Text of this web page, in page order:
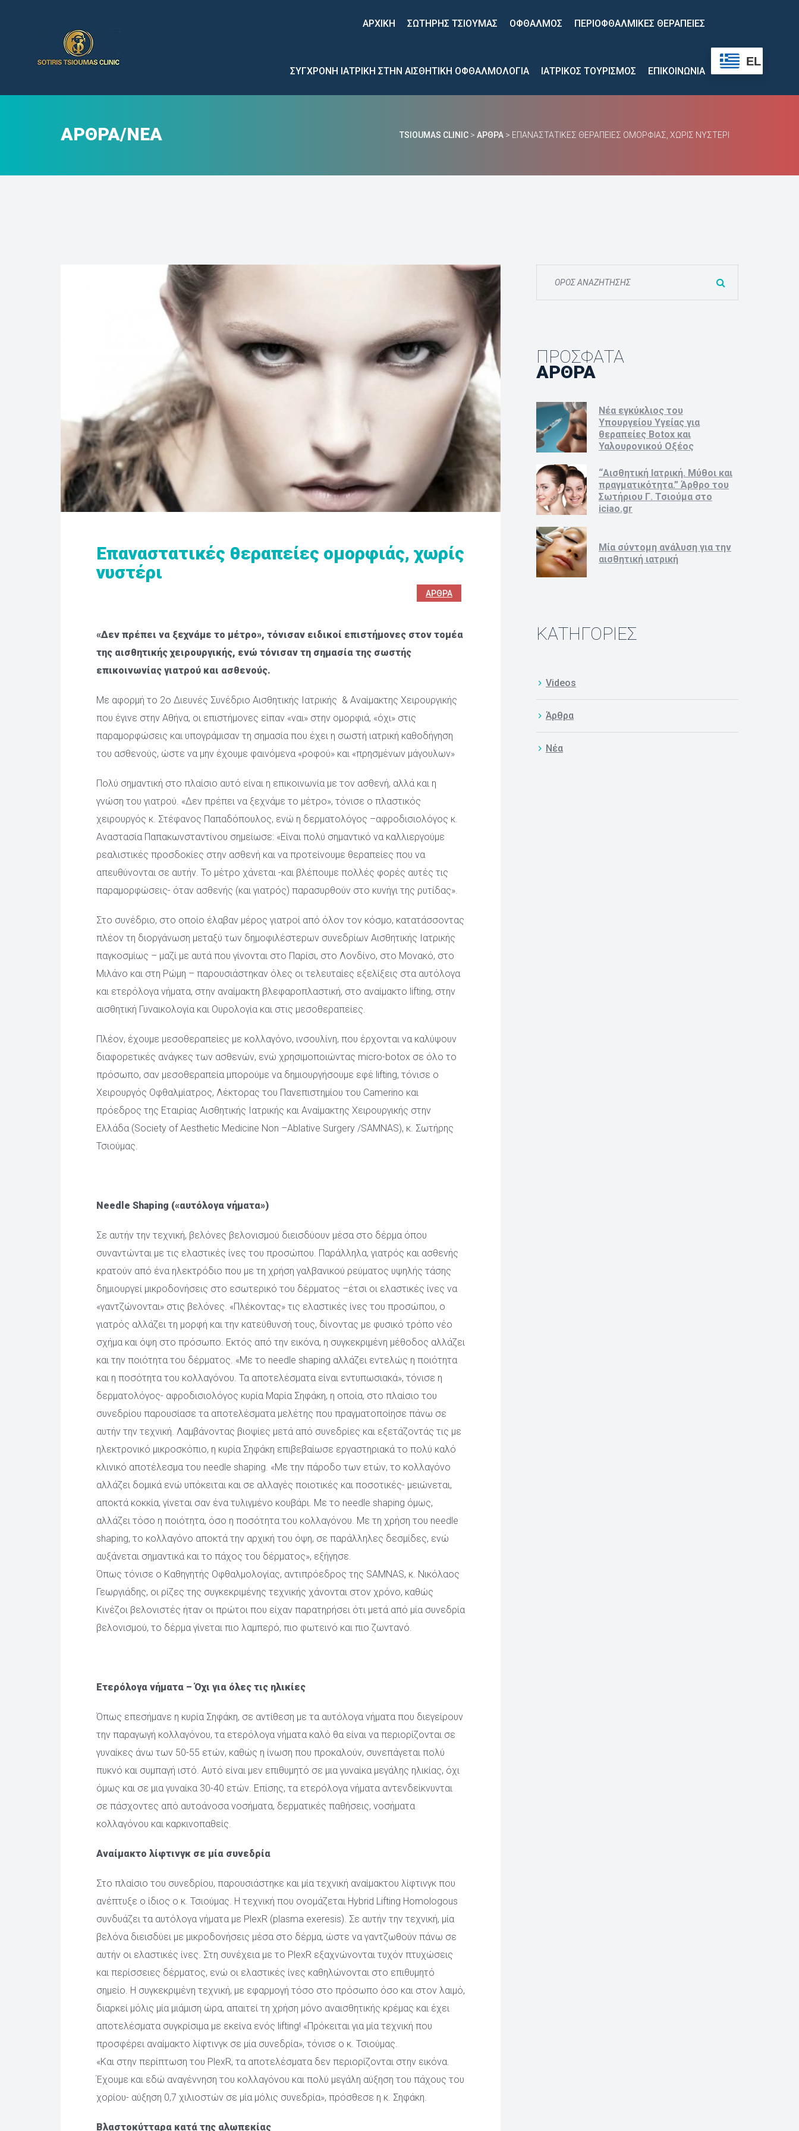
ΑΡΧΙΚΉ
ΣΩΤΗΡΗΣ ΤΣΙΟΥΜΑΣ
ΟΦΘΑΛΜΟΣ
ΠΕΡΙΟΦΘΑΛΜΙΚΕΣ ΘΕΡΑΠΕΙΕΣ
ΣΥΓΧΡΟΝΗ ΙΑΤΡΙΚΗ ΣΤΗΝ ΑΙΣΘΗΤΙΚΗ ΟΦΘΑΛΜΟΛΟΓΙΑ
ΙΑΤΡΙΚΟΣ ΤΟΥΡΙΣΜΟΣ
ΕΠΙΚΟΙΝΩΝΙΑ
EL
ΆΡΘΡΑ/ΝΈΑ TSIOUMAS CLINIC > ΆΡΘΡΑ > ΕΠΑΝΑΣΤΑΤΙΚΈΣ ΘΕΡΑΠΕΊΕΣ ΟΜΟΡΦΙΆΣ, ΧΩΡΊΣ ΝΥΣΤΈΡΙ
Επαναστατικές θεραπείες ομορφιάς, χωρίς
νυστέρι
ΆΡΘΡΑ
«Δεν πρέπει να ξεχνάμε το μέτρο», τόνισαν ειδικοί επιστήμονες στον τομέα
της αισθητικής χειρουργικής, ενώ τόνισαν τη σημασία της σωστής
επικοινωνίας γιατρού και ασθενούς.
Με αφορμή το 2ο Διευνές Συνέδριο Αισθητικής Ιατρικής & Αναίμακτης Χειρουργικής
που έγινε στην Αθήνα, οι επιστήμονες είπαν «ναι» στην ομορφιά, «όχι» στις
παραμορφώσεις και υπογράμισαν τη σημασία που έχει η σωστή ιατρική καθοδήγηση
του ασθενούς, ώστε να μην έχουμε φαινόμενα «ροφού» και «πρησμένων μάγουλων»
Πολύ σημαντική στο πλαίσιο αυτό είναι η επικοινωνία με τον ασθενή, αλλά και η
γνώση του γιατρού. «Δεν πρέπει να ξεχνάμε το μέτρο», τόνισε ο πλαστικός
χειρουργός κ. Στέφανος Παπαδόπουλος, ενώ η δερματολόγος –αφροδισιολόγος κ.
Αναστασία Παπακωνσταντίνου σημείωσε: «Είναι πολύ σημαντικό να καλλιεργούμε
ρεαλιστικές προσδοκίες στην ασθενή και να προτείνουμε θεραπείες που να
απευθύνονται σε αυτήν. Το μέτρο χάνεται -και βλέπουμε πολλές φορές αυτές τις
παραμορφώσεις- όταν ασθενής (και γιατρός) παρασυρθούν στο κυνήγι της ρυτίδας».
Στο συνέδριο, στο οποίο έλαβαν μέρος γιατροί από όλον τον κόσμο, κατατάσσοντας
πλέον τη διοργάνωση μεταξύ των δημοφιλέστερων συνεδρίων Αισθητικής Ιατρικής
παγκοσμίως – μαζί με αυτά που γίνονται στο Παρίσι, στο Λονδίνο, στο Μονακό, στο
Μιλάνο και στη Ρώμη – παρουσιάστηκαν όλες οι τελευταίες εξελίξεις στα αυτόλογα
και ετερόλογα νήματα, στην αναίμακτη βλεφαροπλαστική, στο αναίμακτο lifting, στην
αισθητική Γυναικολογία και Ουρολογία και στις μεσοθεραπείες.
Πλέον, έχουμε μεσοθεραπείες με κολλαγόνο, ινσουλίνη, που έρχονται να καλύψουν
διαφορετικές ανάγκες των ασθενών, ενώ χρησιμοποιώντας micro-botox σε όλο το
πρόσωπο, σαν μεσοθεραπεία μπορούμε να δημιουργήσουμε εφέ lifting, τόνισε ο
Χειρουργός Οφθαλμίατρος, Λέκτορας του Πανεπιστημίου του Camerino και
πρόεδρος της Εταιρίας Αισθητικής Ιατρικής και Αναίμακτης Χειρουργικής στην
Ελλάδα (Society of Aesthetic Medicine Non –Ablative Surgery /SAMNAS), κ. Σωτήρης
Τσιούμας.
Needle Shaping («αυτόλογα νήματα»)
Σε αυτήν την τεχνική, βελόνες βελονισμού διεισδύουν μέσα στο δέρμα όπου
συναντώνται με τις ελαστικές ίνες του προσώπου. Παράλληλα, γιατρός και ασθενής
κρατούν από ένα ηλεκτρόδιο που με τη χρήση γαλβανικού ρεύματος υψηλής τάσης
δημιουργεί μικροδονήσεις στο εσωτερικό του δέρματος –έτσι οι ελαστικές ίνες να
«γαντζώνονται» στις βελόνες. «Πλέκοντας» τις ελαστικές ίνες του προσώπου, ο
γιατρός αλλάζει τη μορφή και την κατεύθυνσή τους, δίνοντας με φυσικό τρόπο νέο
σχήμα και όψη στο πρόσωπο. Εκτός από την εικόνα, η συγκεκριμένη μέθοδος αλλάζει
και την ποιότητα του δέρματος. «Με το needle shaping αλλάζει εντελώς η ποιότητα
και η ποσότητα του κολλαγόνου. Τα αποτελέσματα είναι εντυπωσιακά», τόνισε η
δερματολόγος- αφροδισιολόγος κυρία Μαρία Σηφάκη, η οποία, στο πλαίσιο του
συνεδρίου παρουσίασε τα αποτελέσματα μελέτης που πραγματοποίησε πάνω σε
αυτήν την τεχνική. Λαμβάνοντας βιοψίες μετά από συνεδρίες και εξετάζοντάς τις με
ηλεκτρονικό μικροσκόπιο, η κυρία Σηφάκη επιβεβαίωσε εργαστηριακά το πολύ καλό
κλινικό αποτέλεσμα του needle shaping. «Με την πάροδο των ετών, το κολλαγόνο
αλλάζει δομικά ενώ υπόκειται και σε αλλαγές ποιοτικές και ποσοτικές- μειώνεται,
αποκτά κοκκία, γίνεται σαν ένα τυλιγμένο κουβάρι. Με το needle shaping όμως,
αλλάζει τόσο η ποιότητα, όσο η ποσότητα του κολλαγόνου. Με τη χρήση του needle
haping, το κολλαγόνο αποκτά την αρχική του όψη, σε παράλληλες δεσμίδες, ενώ
αυξάνεται σημαντικά και το πάχος του δέρματος», εξήγησε.
Όπως τόνισε ο Καθηγητής Οφθαλμολογίας, αντιπρόεδρος της SAMNAS, κ. Νικόλαος
Γεωργιάδης, οι ρίζες της συγκεκριμένης τεχνικής χάνονται στον χρόνο, καθώς
Κινέζοι βελονιστές ήταν οι πρώτοι που είχαν παρατηρήσει ότι μετά από μία συνεδρία
βελονισμού, το δέρμα γίνεται πιο λαμπερό, πιο φωτεινό και πιο ζωντανό.
Ετερόλογα νήματα – Όχι για όλες τις ηλικίες
Όπως επεσήμανε η κυρία Σηφάκη, σε αντίθεση με τα αυτόλογα νήματα που διεγείρουν
την παραγωγή κολλαγόνου, τα ετερόλογα νήματα καλό θα είναι να περιορίζονται σε
γυναίκες άνω των 50-55 ετών, καθώς η ίνωση που προκαλούν, συνεπάγεται πολύ
πυκνό και συμπαγή ιστό. Αυτό είναι μεν επιθυμητό σε μια γυναίκα μεγάλης ηλικίας, όχι
όμως και σε μια γυναίκα 30-40 ετών. Eπίσης, τα ετερόλογα νήματα αντενδείκνυνται
σε πάσχοντες από αυτοάνοσα νοσήματα, δερματικές παθήσεις, νοσήματα
κολλαγόνου και καρκινοπαθείς.
Αναίμακτο λίφτινγκ σε μία συνεδρία
Στο πλαίσιο του συνεδρίου, παρουσιάστηκε και μία τεχνική αναίμακτου λίφτινγκ που
ανέπτυξε ο ίδιος o κ. Τσιούμας. Η τεχνική που ονομάζεται Hybrid Lifting Homologous
συνδυάζει τα αυτόλογα νήματα με PlexR (plasma exeresis). Σε αυτήν την τεχνική, μία
βελόνα διεισδύει με μικροδονήσεις μέσα στο δέρμα, ώστε να γαντζωθούν πάνω σε
αυτήν οι ελαστικές ίνες. Στη συνέχεια με το PlexR εξαχνώνονται τυχόν πτυχώσεις
και περίσσειες δέρματος, ενώ οι ελαστικές ίνες καθηλώνονται στο επιθυμητό
σημείο. Η συγκεκριμένη τεχνική, με εφαρμογή τόσο στο πρόσωπο όσο και στον λαιμό,
διαρκεί μόλις μία μιάμιση ώρα, απαιτεί τη χρήση μόνο αναισθητικής κρέμας και έχει
αποτελέσματα συγκρίσιμα με εκείνα ενός lifting! «Πρόκειται για μία τεχνική που
προσφέρει αναίμακτο λίφτινγκ σε μία συνεδρία», τόνισε ο κ. Τσιούμας.
«Και στην περίπτωση του PlexR, τα αποτελέσματα δεν περιορίζονται στην εικόνα.
Έχουμε και εδώ αναγέννηση του κολλαγόνου και πολύ μεγάλη αύξηση του πάχους του
χορίου- αύξηση 0,7 χιλιοστών σε μία μόλις συνεδρία», πρόσθεσε η κ. Σηφάκη.
Βλαστοκύτταρα κατά της αλωπεκίας
ΠΡΌΣΦΑΤΑ
ΆΡΘΡΑ
Νέα εγκύκλιος του
Υπουργείου Υγείας για
θεραπείες Botox και
Υαλουρονικού Οξέος
“Αισθητική Ιατρική. Μύθοι και
πραγματικότητα.” Άρθρο του
Σωτήριου Γ. Τσιούμα στο
iciao.gr
Μία σύντομη ανάλυση για την
αισθητική ιατρική
KΑΤΗΓΟΡΊΕΣ
Video
Άρθρα
Νέα